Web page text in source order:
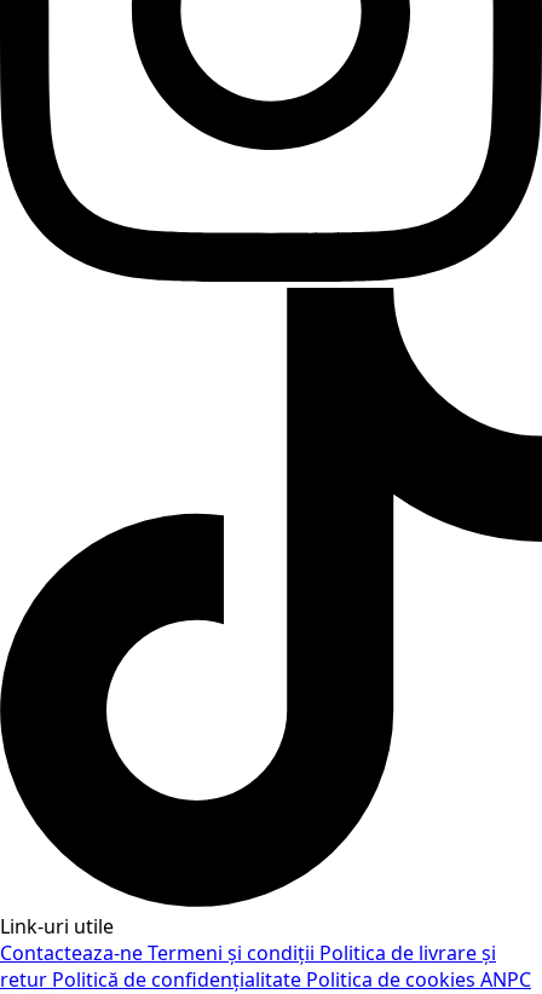
Link-uri utile
Contacteaza-neTermeni și condiții Politica de livrare și
retur Politică de confidențialitate Politica de cookies ANPC